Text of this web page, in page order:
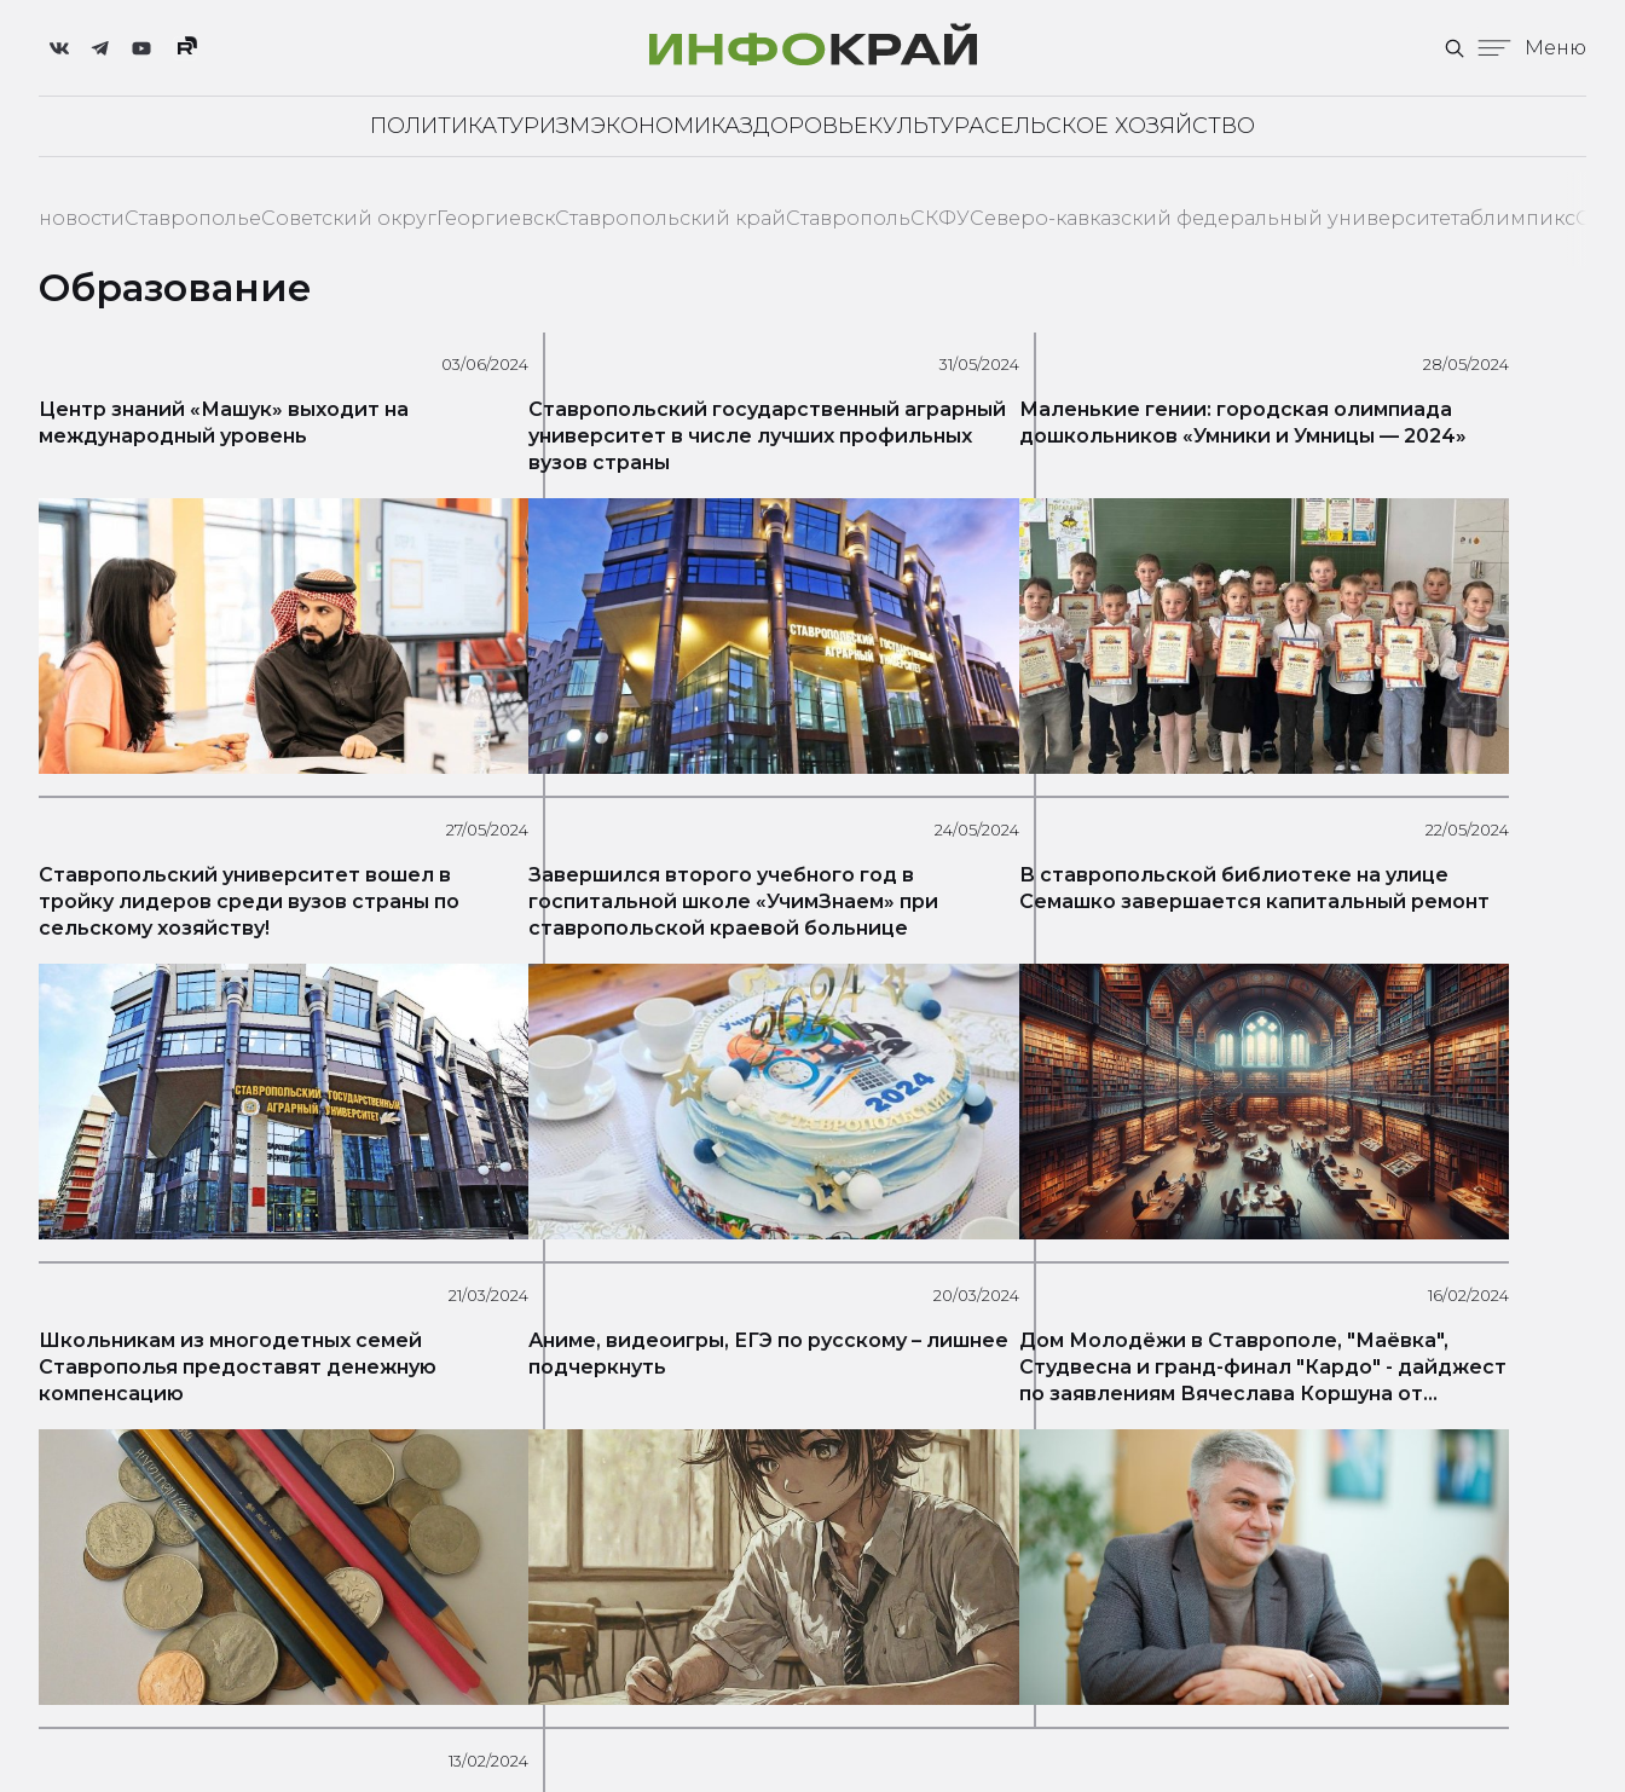
Меню
ПОЛИТИКАТУРИЗМЭКОНОМИКАЗДОРОВЬЕКУЛЬТУРАСЕЛЬСКОЕ ХОЗЯЙСТВО
новостиСтавропольеСоветский округГеоргиевскСтавропольский крайСтавропольСКФУСеверо-кавказский федеральный университетаблимпикс
Образование
03/06/2024
Центр знаний «Машук» выходит на
международный уровень
31/05/2024
Ставропольский государственный аграрный
университет в числе лучших профильных
вузов страны
28/05/2024
Маленькие гении: городская олимпиада
дошкольников «Умники и Умницы — 2024»
27/05/2024
Ставропольский университет вошел в
тройку лидеров среди вузов страны по
сельскому хозяйству!
24/05/2024
Завершился второго учебного год в
госпитальной школе «УчимЗнаем» при
ставропольской краевой больнице
22/05/2024
В ставропольской библиотеке на улице
Семашко завершается капитальный ремонт
21/03/2024
Школьникам из многодетных семей
Ставрополья предоставят денежную
компенсацию
20/03/2024
Аниме, видеоигры, ЕГЭ по русскому – лишнее
подчеркнуть
16/02/2024
Дом Молодёжи в Ставрополе, "Маёвка",
Студвесна и гранд-финал "Кардо" - дайджест
по заявлениям Вячеслава Коршуна от
13/02/2024